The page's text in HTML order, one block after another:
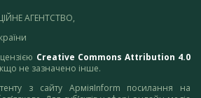
АГЕНТСТВО,
Creative Commons Attribution 4.0
не зазначено інше.
з сайту АрміяInform посилання на